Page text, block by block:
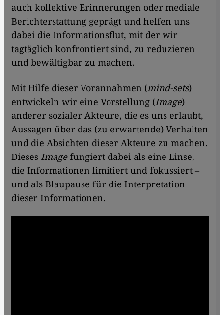
auch kollektive Erinnerungen oder mediale
Berichterstattung geprägt und helfen uns
dabei die Informationsflut, mit der wir
tagtäglich konfrontiert sind, zu reduzieren
und bewältigbar zu machen.
Mit Hilfe dieser Vorannahmen (mind-sets)
entwickeln wir eine Vorstellung (Image)
anderer sozialer Akteure, die es uns erlaubt,
Aussagen über das (zu erwartende) Verhalten
und die Absichten dieser Akteure zu machen.
Dieses Imagefungiert dabei als eine Linse,
die Informationen limitiert und fokussiert –
und als Blaupause für die Interpretation
dieser Informationen.